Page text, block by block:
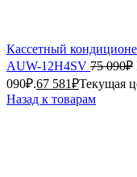
Кассетный
AUW-12H4SV 75 090₽
090₽.67 581₽Текущая
Назад к товарам